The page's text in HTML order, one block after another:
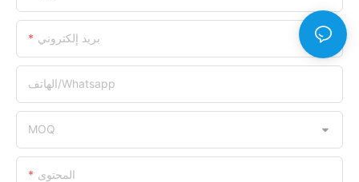
بريد إلكتروني
الهاتف/whatsapp
MOQ
المحتوى